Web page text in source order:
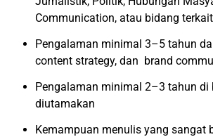
Communication, atau bidang
Pengalaman minimal 3–5 tahun
content strategy, dan brand
Pengalaman minimal 2–3 tahun di
diutamakan
Kemampuan menulis yang sangat